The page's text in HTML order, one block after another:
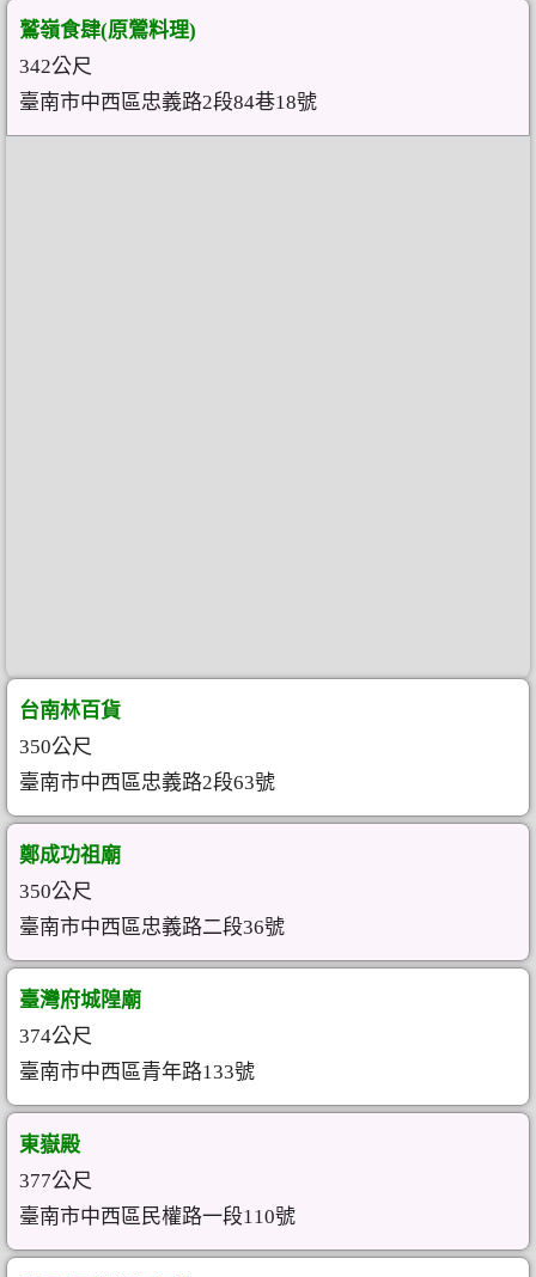
鷲嶺食肆(原鶯料理)
342公尺
臺南市中西區忠義路2段84巷18號
台南林百貨
350公尺
臺南市中西區忠義路2段63號
鄭成功祖廟
350公尺
臺南市中西區忠義路二段36號
臺灣府城隍廟
374公尺
臺南市中西區青年路133號
東嶽殿
377公尺
臺南市中西區民權路一段110號